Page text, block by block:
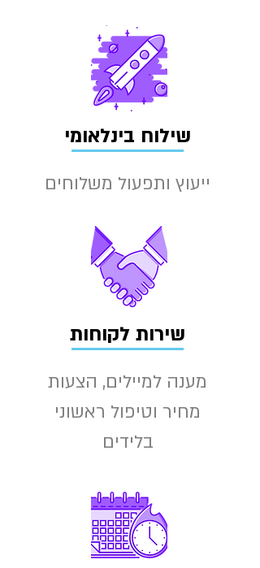
שילוח בינלאומי
ייעוץ ותפעול משלוחים
שירות לקוחות
מענה למיילים, הצעות
מחיר וטיפול ראשוני
בלידים